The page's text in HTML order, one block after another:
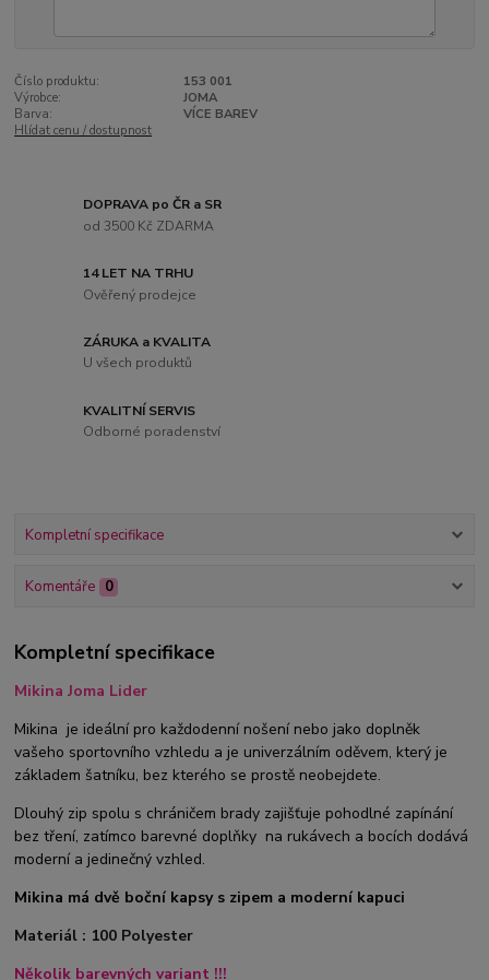
Číslo produktu:
153 001
Výrobce:
JOMA
Barva:
VÍCE BAREV
Hlídat cenu / dostupnost
DOPRAVA po ČR a SR
od 3500 Kč ZDARMA
14 LET NA TRHU
Ověřený prodejce
ZÁRUKA a KVALITA
U všech produktů
KVALITNÍ SERVIS
Odborné poradenství
Kompletní specifikace
Komentáře 0
Kompletní specifikace
Mikina Joma Lider
Mikina je ideální pro každodenní nošení nebo jako doplněk
vašeho sportovního vzhledu a je univerzálním oděvem, který je
základem šatníku, bez kterého se prostě neobejdete.
Dlouhý zip spolu s chráničem brady zajišťuje pohodlné zapínání
bez tření, zatímco barevné doplňky na rukávech a bocích dodává
moderní a jedinečný vzhled.
Mikina má dvě boční kapsy s zipem a moderní kapuci
Materiál : 100 Polyester
Několik barevných variant !!!